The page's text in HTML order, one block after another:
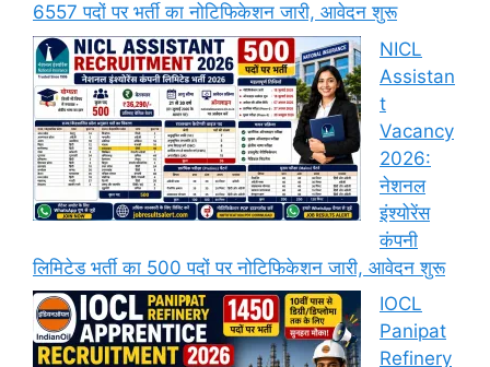
6557 पदों पर भर्ती का नोटिफिकेशन जारी, आवेदन शुरू
NICL
Assistan
t
Vacancy
2026:
नेशनल
इंश्योरेंस
कंपनी
लिमिटेड भर्ती का 500 पदों पर नोटिफिकेशन जारी, आवेदन शुरू
IOCL
Panipat
Refinery